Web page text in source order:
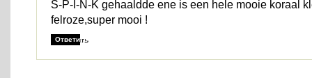
S-P-I-N-K gehaaldde ene is een hele mooie koraal
felroze,super mooi !
Ответить